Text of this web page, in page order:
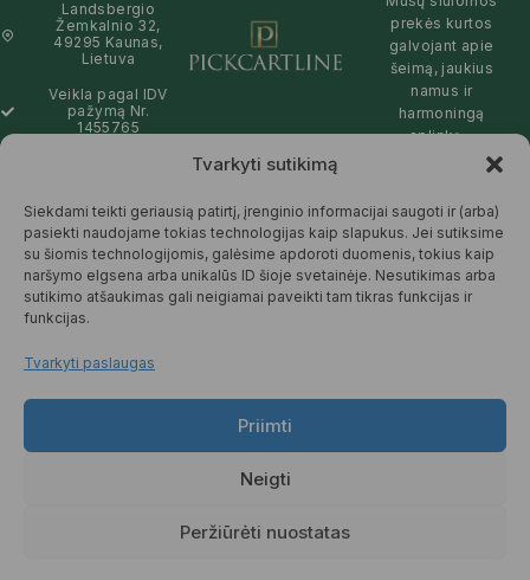
Tvarkyti sutikimą
Siekdami teikti geriausią patirtį, įrenginio informacijai saugoti ir (arba)
pasiekti naudojame tokias technologijas kaip slapukus. Jei sutiksime
su šiomis technologijomis, galėsime apdoroti duomenis, tokius kaip
naršymo elgsena arba unikalūs ID šioje svetainėje. Nesutikimas arba
sutikimo atšaukimas gali neigiamai paveikti tam tikras funkcijas ir
funkcijas.
Tvarkyti paslaugas
Priimti
Neigti
Peržiūrėti nuostatas
Landsbergio
Žemkalnio 32,
49295 Kaunas,
Lietuva
Veikla pagal IDV
pažymą Nr.
1455765
09:00 - 19:00
prekės kurtos
galvojant apie
šeimą, jaukius
namus ir
harmoningą
aplinką –
draugiškos tiek
Jums, tiek
gamtai.
DAUGIAU
© 2025 Pickcartline.com. Visos
teisės saugomos.
PREKIŲ KEITIMAS IR GRĄŽINIMAS